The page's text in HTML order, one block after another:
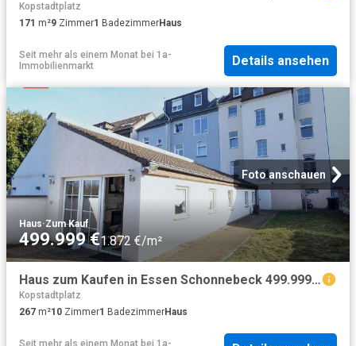
Kopstadtplatz
171 m²9 Zimmer1 BadezimmerHaus
Seit mehr als einem Monat bei 1a-
Immobilienmarkt
Details ansehen
Foto anschauen
Haus·Zum Kauf
499.999 €1.872 €/m²
Haus zum Kaufen in Essen Schonnebeck 499.999,00 EUR 267 m²
Kopstadtplatz
267 m²10 Zimmer1 BadezimmerHaus
Seit mehr als einem Monat bei 1a-